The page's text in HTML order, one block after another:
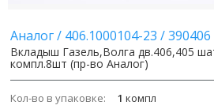
Аналог/ 406.1000104-23 /390406
Вкладыш Газель,Волга дв.406,405
компл.8шт (пр-во Аналог)
Кол-во в упаковке: 1 компл